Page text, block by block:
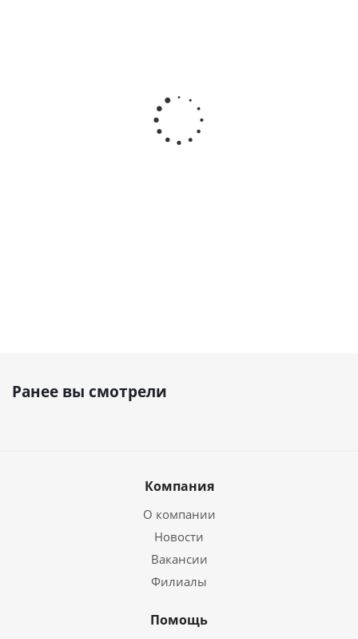
Захват для листового
металла DHQA (г/п 1,0 т, зев
Ранее вы смотрели
Компания
О компании
Новости
Вакансии
Филиалы
Помощь